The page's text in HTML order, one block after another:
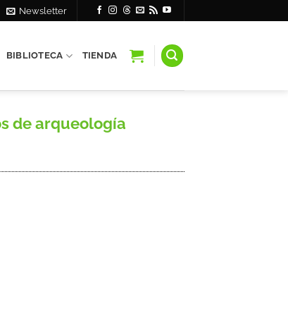
Newsletter
BIBLIOTECA TIENDA
de arqueología